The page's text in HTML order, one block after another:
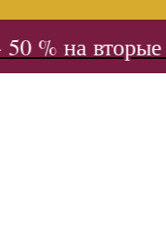
% на вторые